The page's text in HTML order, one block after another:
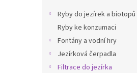
Ryby do jezírek a biotopů
Ryby ke konzumaci
Fontány a vodní hry
Jezírková čerpadla
Filtrace do jezírka